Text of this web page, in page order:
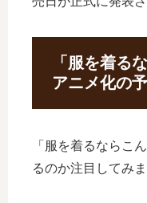
「服を着る
アニメ化の
「服を着るならこ
るのか注目してみま